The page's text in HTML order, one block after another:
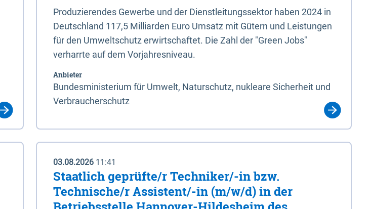
Produzierendes Gewerbe und der Dienstleitungssektor haben 2024 in
Deutschland 117,5 Milliarden Euro Umsatz mit Gütern und Leistungen
für den Umweltschutz erwirtschaftet. Die Zahl der "Green Jobs"
verharrte auf dem Vorjahresniveau.
Anbieter
Bundesministerium für Umwelt, Naturschutz, nukleare Sicherheit und
Verbraucherschutz
03.08.2026 11:41
Staatlich geprüfte/r Techniker/-in bzw.
Technische/r Assistent/-in (m/w/d) in der